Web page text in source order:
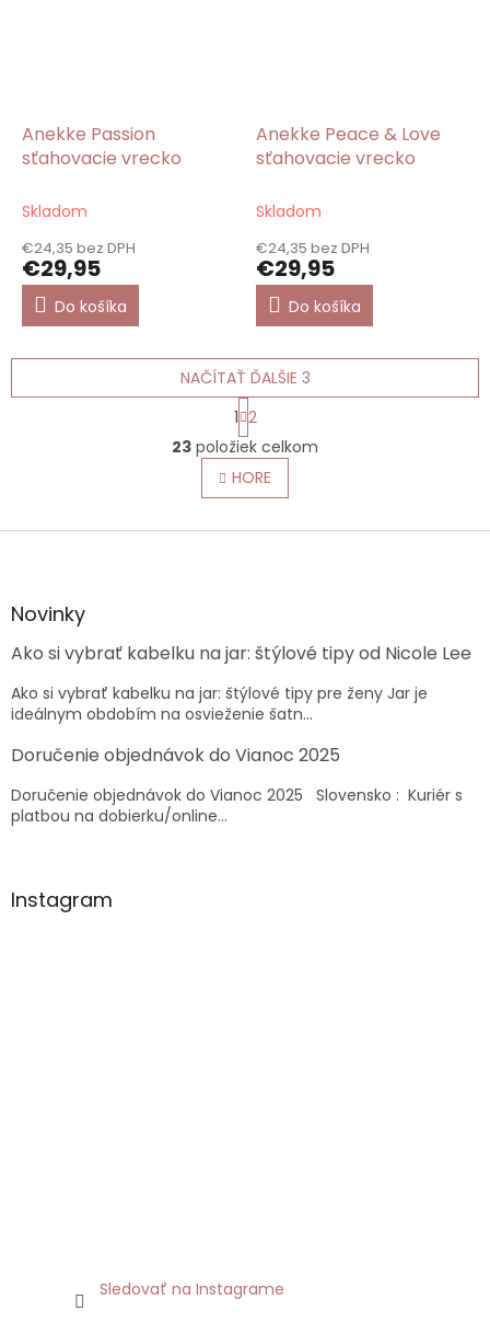
Anekke Passion
sťahovacie vrecko
Skladom
€24,35 bez DPH
€29,95
Do košíka
Anekke Peace & Love
sťahovacie vrecko
Skladom
€24,35 bez DPH
€29,95
Do košíka
O
v
l
á
r
v
k
y
v
ý
p
i
NAČÍTAŤ ĎALŠIE 3
S
t
r
á
n
k
v
1 2
23 položiek celkom
HORE
Z
äNovinky
Ako si vybrať kabelku na jar: štýlové tipy od Nicole Lee
Ako si vybrať kabelku na jar: štýlové tipy pre ženy Jar je
ideálnym obdobím na osvieženie šatn...
Doručenie objednávok do Vianoc 2025
Doručenie objednávok do Vianoc 2025 Slovensko : Kuriér s
platbou na dobierku/online...
Instagram
Sledovať na Instagrame